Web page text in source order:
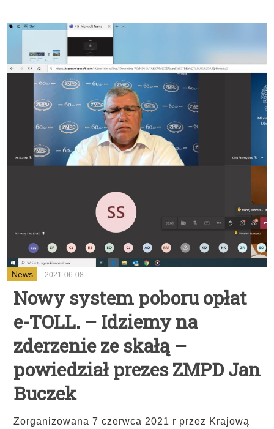
News 2021-06-08
Nowy system poboru opłat
e-TOLL. – Idziemy na
zderzenie ze skałą –
powiedział prezes ZMPD Jan
Buczek
Zorganizowana 7 czerwca 2021 r przez Krajową